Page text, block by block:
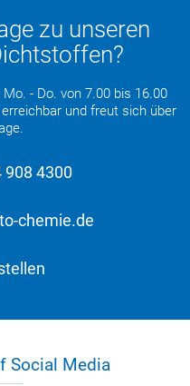
zu unseren
- Do. von 7.00 bis 16.00
und freut sich über
908 4300
chemie.de
Social Media